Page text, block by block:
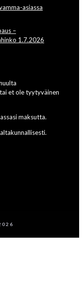
asiassa
–
1.7.2026
et ole tyytyväinen
maksutta.